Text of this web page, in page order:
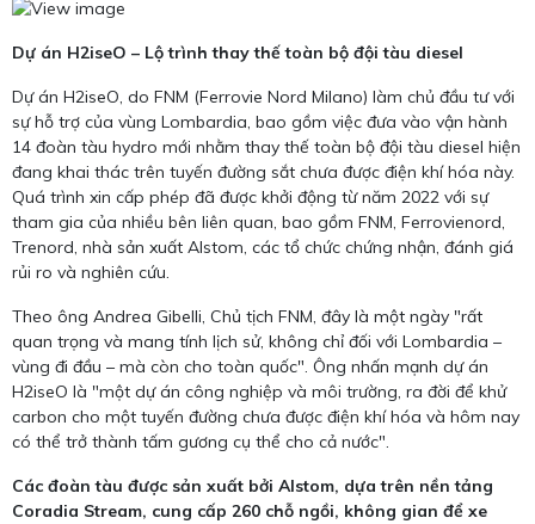
Dự án H2iseO – Lộ trình thay thế toàn bộ đội tàu diesel
Dự án H2iseO, do FNM (Ferrovie Nord Milano) làm chủ đầu tư với
sự hỗ trợ của vùng Lombardia, bao gồm việc đưa vào vận hành
14 đoàn tàu hydro mới nhằm thay thế toàn bộ đội tàu diesel hiện
đang khai thác trên tuyến đường sắt chưa được điện khí hóa này.
Quá trình xin cấp phép đã được khởi động từ năm 2022 với sự
tham gia của nhiều bên liên quan, bao gồm FNM, Ferrovienord,
Trenord, nhà sản xuất Alstom, các tổ chức chứng nhận, đánh giá
rủi ro và nghiên cứu.
Theo ông Andrea Gibelli, Chủ tịch FNM, đây là một ngày "rất
quan trọng và mang tính lịch sử, không chỉ đối với Lombardia –
vùng đi đầu – mà còn cho toàn quốc". Ông nhấn mạnh dự án
H2iseO là "một dự án công nghiệp và môi trường, ra đời để khử
carbon cho một tuyến đường chưa được điện khí hóa và hôm nay
có thể trở thành tấm gương cụ thể cho cả nước".
Các đoàn tàu được sản xuất bởi Alstom, dựa trên nền tảng
Coradia Stream, cung cấp 260 chỗ ngồi, không gian để xe